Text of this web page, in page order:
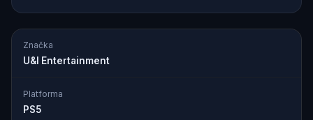
Značka
U&I Entertainment
Platforma
PS5